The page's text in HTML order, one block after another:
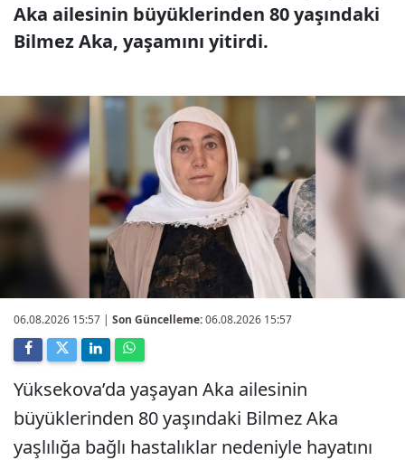
Aka ailesinin büyüklerinden 80 yaşındaki
Bilmez Aka, yaşamını yitirdi.
06.08.2026 15:57 | Son Güncelleme:06.08.2026 15:57
Yüksekova’da yaşayan Aka ailesinin
büyüklerinden 80 yaşındaki Bilmez Aka
yaşlılığa bağlı hastalıklar nedeniyle hayatını